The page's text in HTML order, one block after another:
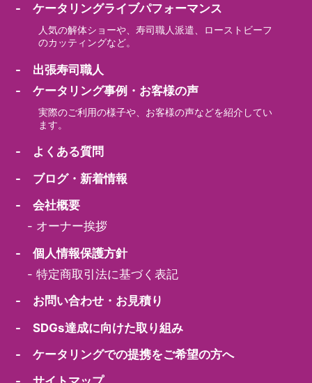
- ケータリングライブパフォーマンス
人気の解体ショーや、寿司職人派遣、ローストビーフ
のカッティングなど。
- 出張寿司職人
- ケータリング事例・お客様の声
実際のご利用の様子や、お客様の声などを紹介してい
ます。
- よくある質問
- ブログ・新着情報
- 会社概要
- オーナー挨拶
- 個人情報保護方針
-特定商取引法に基づく表記
- お問い合わせ・お見積り
- SDGs達成に向けた取り組み
- ケータリングでの提携をご希望の方へ